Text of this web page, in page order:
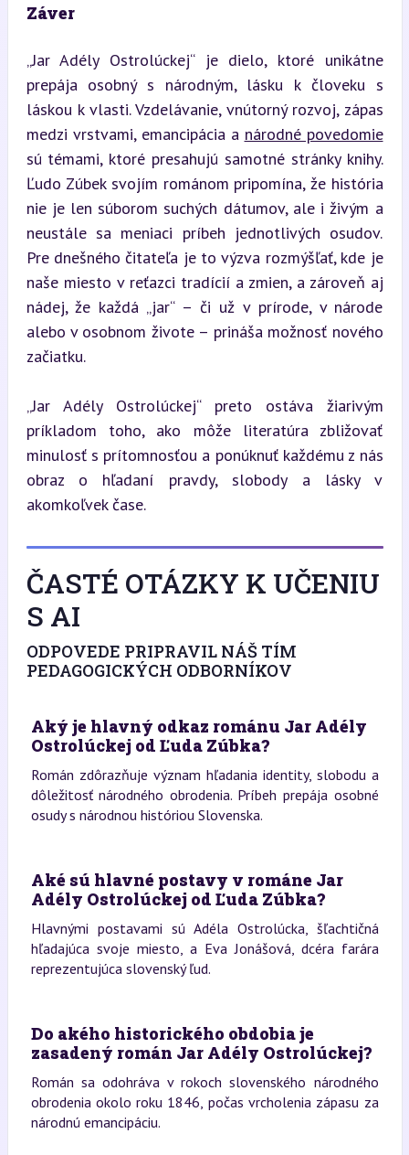
Záver
„Jar Adély Ostrolúckej“ je dielo, ktoré unikátne
prepája osobný s národným, lásku k človeku s
láskou k vlasti. Vzdelávanie, vnútorný rozvoj, zápas
medzi vrstvami, emancipácia a národné povedomie
sú témami, ktoré presahujú samotné stránky knihy.
Ľudo Zúbek svojím románom pripomína, že história
nie je len súborom suchých dátumov, ale i živým a
neustále sa meniaci príbeh jednotlivých osudov.
Pre dnešného čitateľa je to výzva rozmýšľať, kde je
naše miesto v reťazci tradícií a zmien, a zároveň aj
nádej, že každá „jar“ – či už v prírode, v národe
alebo v osobnom živote – prináša možnosť nového
začiatku.
„Jar Adély Ostrolúckej“ preto ostáva žiarivým
príkladom toho, ako môže literatúra zbližovať
minulosť s prítomnosťou a ponúknuť každému z nás
obraz o hľadaní pravdy, slobody a lásky v
akomkoľvek čase.
ČASTÉ OTÁZKY K UČENIU
S AI
ODPOVEDE PRIPRAVIL NÁŠ TÍM
PEDAGOGICKÝCH ODBORNÍKOV
Aký je hlavný odkaz románu Jar Adély
Ostrolúckej od Ľuda Zúbka?
Román zdôrazňuje význam hľadania identity, slobodu a
dôležitosť národného obrodenia. Príbeh prepája osobné
osudy s národnou históriou Slovenska.
Aké sú hlavné postavy v románe Jar
Adély Ostrolúckej od Ľuda Zúbka?
Hlavnými postavami sú Adéla Ostrolúcka, šľachtičná
hľadajúca svoje miesto, a Eva Jonášová, dcéra farára
reprezentujúca slovenský ľud.
Do akého historického obdobia je
zasadený román Jar Adély Ostrolúckej?
Román sa odohráva v rokoch slovenského národného
obrodenia okolo roku 1846, počas vrcholenia zápasu za
národnú emancipáciu.